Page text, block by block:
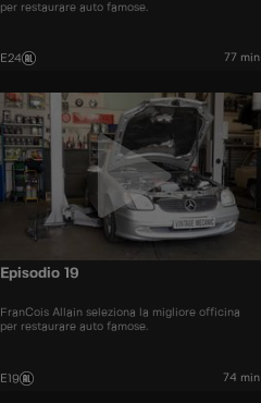
per restaurare auto famose.
E24 77 min
Episodio 19
FranCois Allain seleziona la migliore officina
per restaurare auto famose.
E19 74 min